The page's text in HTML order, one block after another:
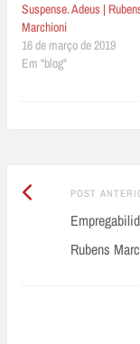
Suspense. Adeus |
Marchioni
16 de março de 2019
Em "blog"
Post
navigation
POST
Rubens